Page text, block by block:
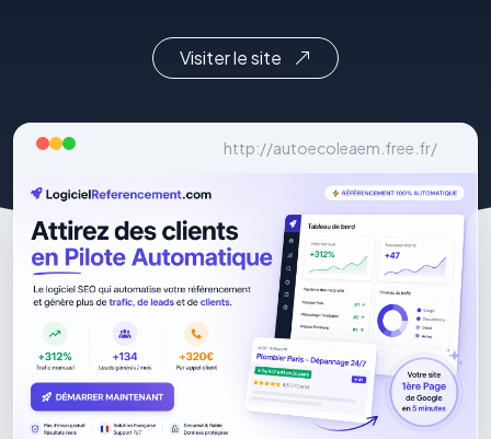
Visiter le site
http://autoecoleaem.free.fr/